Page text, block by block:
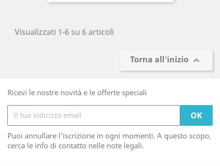
Visualizzati 1-6 su 6 articoli
Torna all'inizio 
Ricevi le nostre novità e le offerte speciali
Puoi annullare l'iscrizione in ogni momenti. A questo scopo,
cerca le info di contatto nelle note legali.